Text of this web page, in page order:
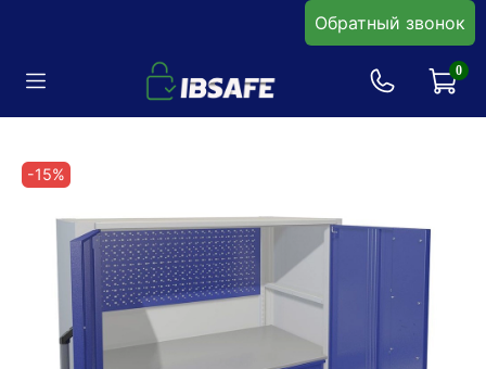
Обратный звонок
0
-15%